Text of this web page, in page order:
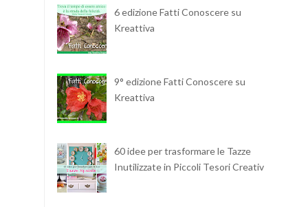
6 edizione Fatti Conoscere su
Kreattiva
9° edizione Fatti Conoscere su
Kreattiva
60 idee per trasformare le Tazze
Inutilizzate in Piccoli Tesori Creativi